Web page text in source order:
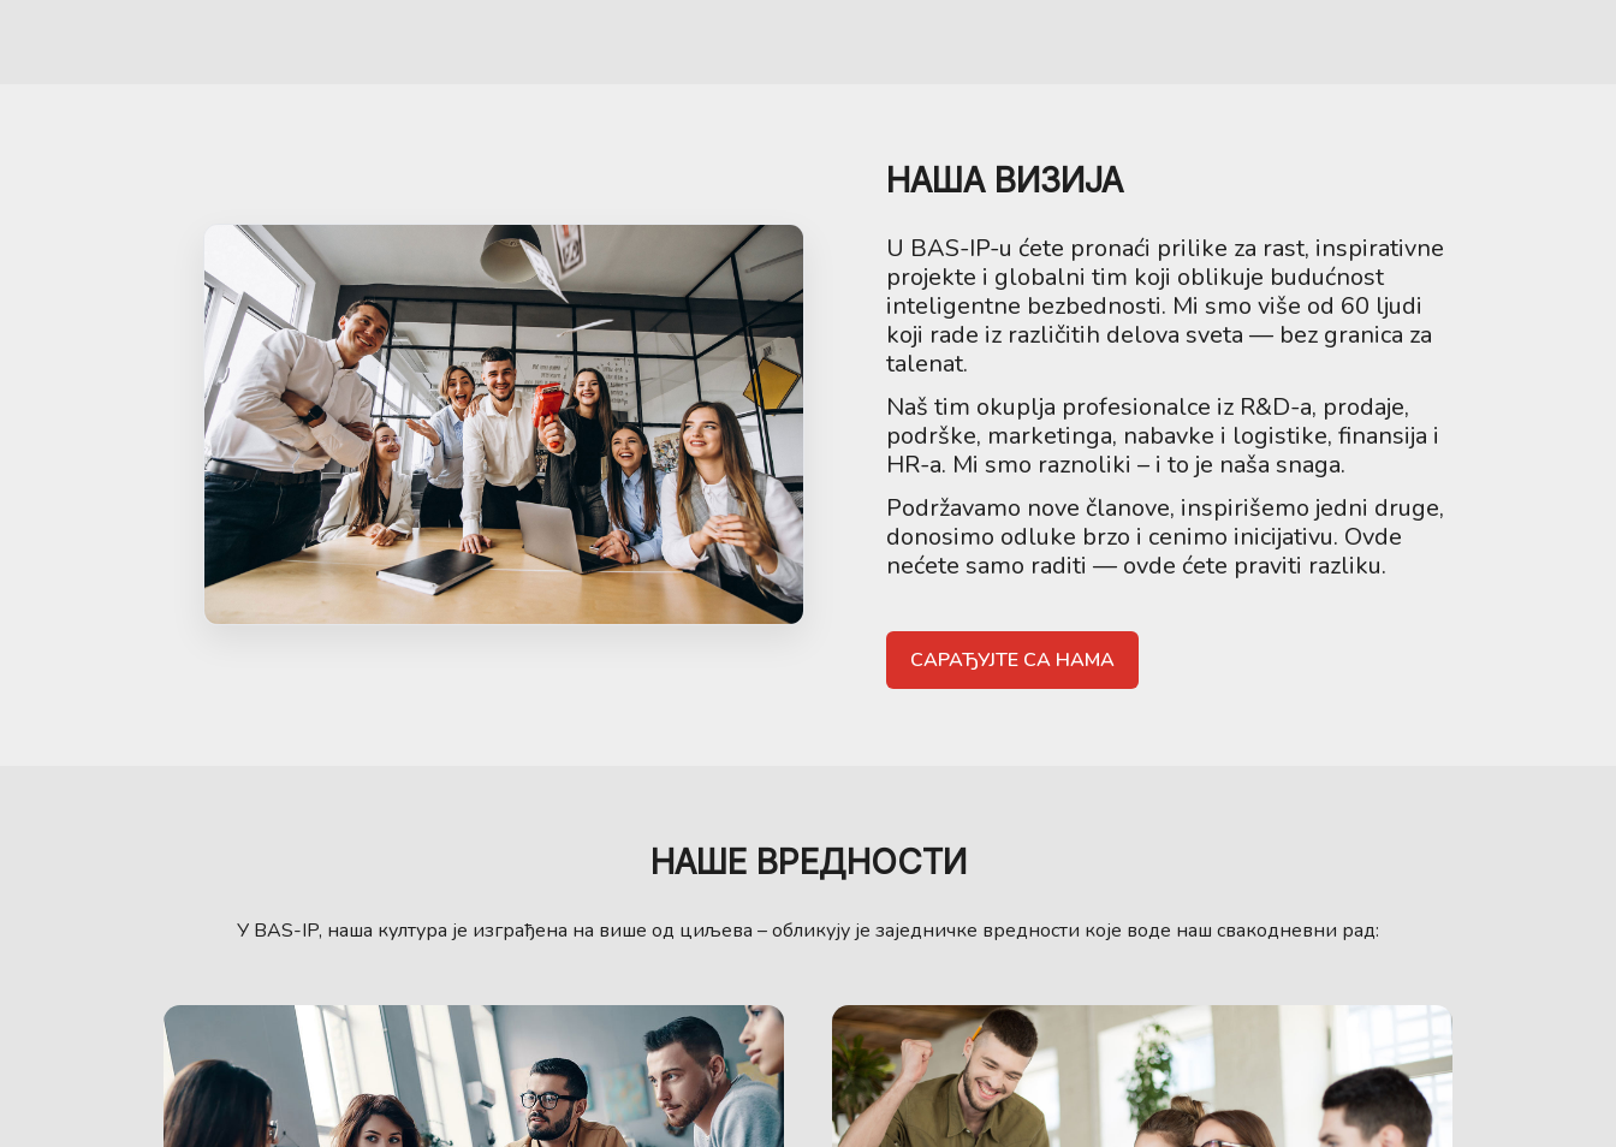
НАША ВИЗИЈА
U BAS-IP-u ćete pronaći prilike za rast, inspirativne
projekte i globalni tim koji oblikuje budućnost
inteligentne bezbednosti. Mi smo više od 60 ljudi
koji rade iz različitih delova sveta — bez granica za
talenat.
Naš tim okuplja profesionalce iz R&D-a, prodaje,
podrške, marketinga, nabavke i logistike, finansija i
HR-a. Mi smo raznoliki – i to je naša snaga.
Podržavamo nove članove, inspirišemo jedni druge,
donosimo odluke brzo i cenimo inicijativu. Ovde
nećete samo raditi — ovde ćete praviti razliku.
САРАЂУЈТЕ СА НАМА
НАШЕ ВРЕДНОСТИ
У BAS-IP, наша култура је изграђена на више од циљева – обликују је заједничке вредности које воде наш свакодневни рад: